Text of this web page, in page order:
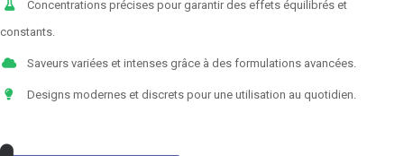
Concentrations précises pour garantir des effets équilibrés et
constants.
Saveurs variées et intenses grâce à des formulations avancées.
Designs modernes et discrets pour une utilisation au quotidien.